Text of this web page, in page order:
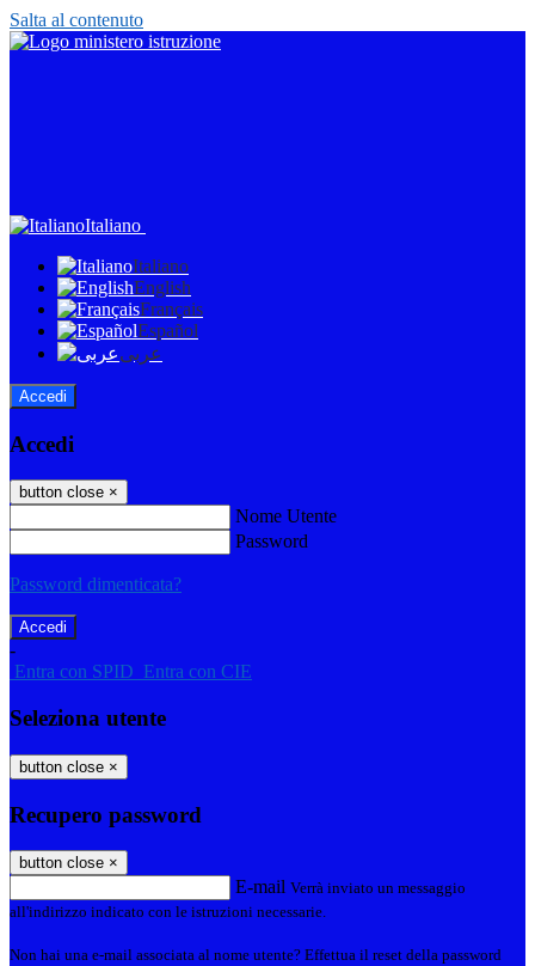
Salta al contenuto
Italiano
Italiano
English
Français
Español
عربى
Accedi
Accedi
button close ×
Nome Utente
Password
Password dimenticata?
-
Entra con SPID Entra con CIE
Seleziona utente
button close ×
Recupero password
button close ×
E-mail Verrà inviato un messaggio
all'indirizzo indicato con le istruzioni necessarie.
Non hai una e-mail associata al nome utente? Effettua il reset della password